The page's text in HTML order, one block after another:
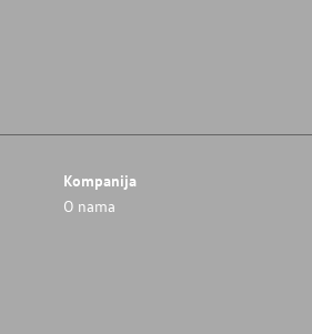
Kompanija
O nama